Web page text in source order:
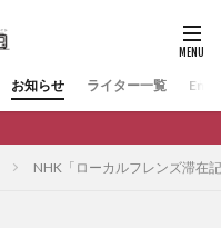
お知らせ ライター一覧
NHK「ローカルフレンズ滞在